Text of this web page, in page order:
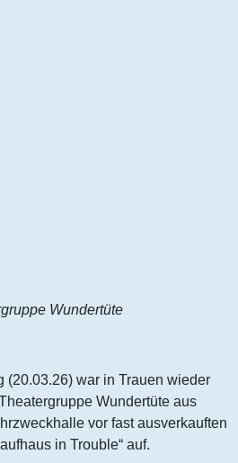
Wundertüte
(20.03.26) war in Trauen wieder
Wundertüte aus
vor fast ausverkauften
in Trouble“ auf.